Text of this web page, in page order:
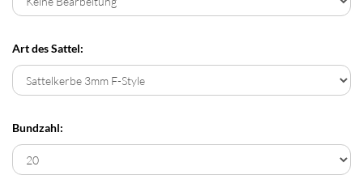
Art des Sattel:
Bundzahl: